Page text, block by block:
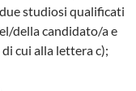
studiosi qualificati
della candidato/a e
cui alla lettera c);